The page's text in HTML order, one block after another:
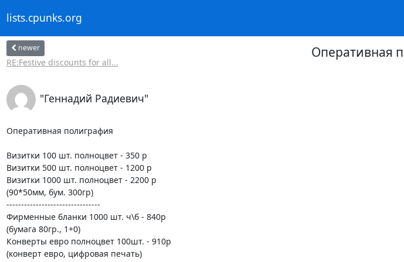
lists.cpunks.org
newer
RE:Festive discounts for all...
Оперативная
"Геннадий Радиевич"
Оперативная полиграфия
Визитки 100 шт. полноцвет - 350 р
Визитки 500 шт. полноцвет - 1200 р
Визитки 1000 шт. полноцвет - 2200 р
(90*50мм, бум. 300гр)
--------------------------------
Фирменные бланки 1000 шт. ч\б - 840р
(бумага 80гр., 1+0)
Конверты евро полноцвет 100шт. - 910р
(конверт евро, цифровая печать)